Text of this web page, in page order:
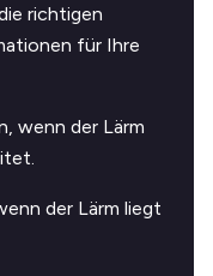
richtigen
für Ihre
wenn der Lärm
der Lärm liegt